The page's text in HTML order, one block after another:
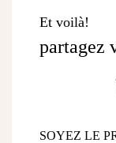
Et voilà!
partagez
SOYEZ LE